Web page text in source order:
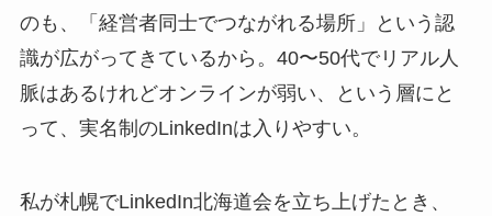
のも、「経営者同士でつながれる場所」という認
識が広がってきているから。40〜50代でリアル人
脈はあるけれどオンラインが弱い、という層にと
って、実名制のLinkedInは入りやすい。
私が札幌でLinkedIn北海道会を立ち上げたとき、